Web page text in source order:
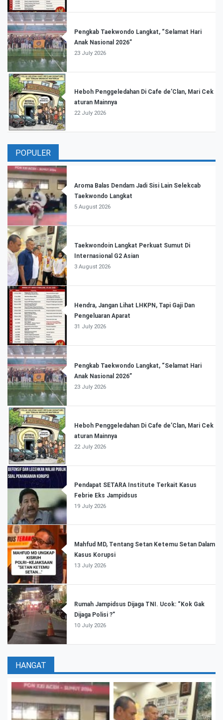
Pengkab Taekwondo Langkat, “Selamat Hari
Anak Nasional 2026”
23 July 2026
Heboh Penggeledahan Di Cafe de’Clan, Mari Cek
aturan Mainnya
22 July 2026
POPULER
Aroma Balas Dendam Jadi Sisi Lain Selekcab
Taekwondo Langkat
5 August 2026
Taekwondoin Langkat Perkuat Sumut Di
Internasional G2 Asian
3 August 2026
Hendra, Jangan Lihat LHKPN, Tapi Gaji Dan
Pengeluaran Aparat
31 July 2026
Pengkab Taekwondo Langkat, “Selamat Hari
Anak Nasional 2026”
23 July 2026
Heboh Penggeledahan Di Cafe de’Clan, Mari Cek
aturan Mainnya
22 July 2026
Pendapat SETARA Institute Terkait Kasus
Febrie Eks Jampidsus
19 July 2026
Mahfud MD, Tentang Setan Ketemu Setan Dalam
Kasus Korupsi
13 July 2026
Rumah Jampidsus Dijaga TNI. Ucok: “Kok Gak
Dijaga Polisi ?”
10 July 2026
HANGAT